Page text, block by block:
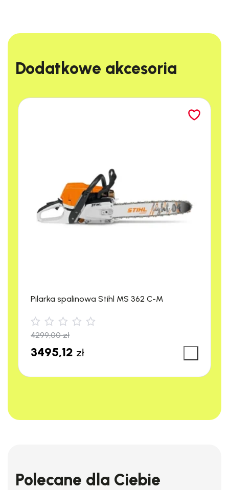
Dodatkowe akcesoria​
Pilarka spalinowa Stihl MS 362 C-M
4299,00zł
3495,12 zł
Polecane dla Ciebie